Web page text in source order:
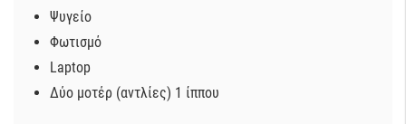
Ψυγείο
Φωτισμό
Laptop
Δύο μοτέρ (αντλίες) 1 ίππου